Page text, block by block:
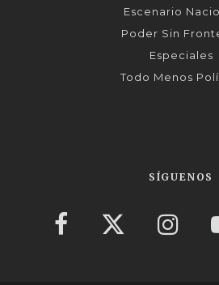
Escenario
Poder Sin
Especiales
Todo Menos
SÍGUENOS